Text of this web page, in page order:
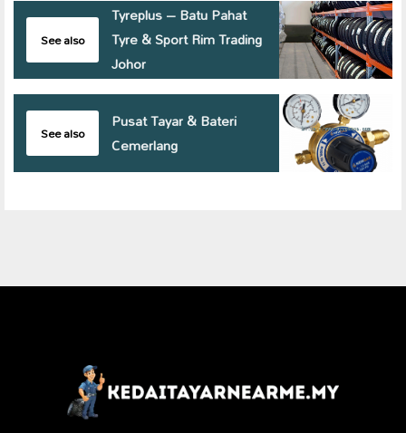
See also
Tyreplus – Batu Pahat
Tyre & Sport Rim Trading
Johor
See also
Pusat Tayar & Bateri
Cemerlang